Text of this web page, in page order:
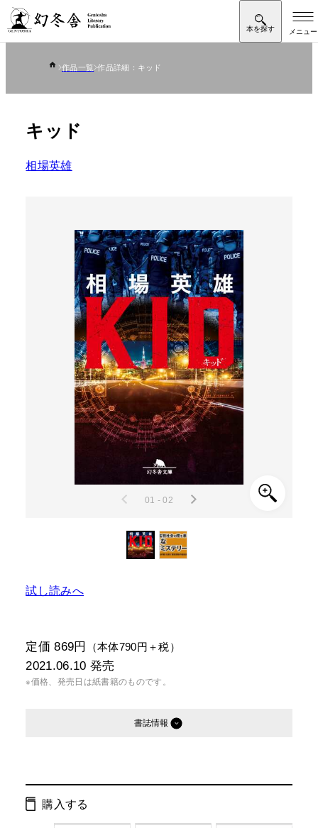
作品一覧 作品詳細：キッド
キッド
相場英雄
01 - 02
試し読みへ
定価 869円 （本体790円＋税）
2021.06.10 発売
※価格、発売日は紙書籍のものです。
書誌情報
ページ数： 512ページ
購入する